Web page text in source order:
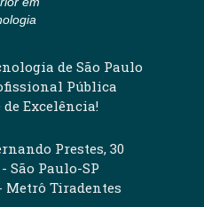
de São Paulo
Pública
Excelência!
Prestes, 30
São Paulo-SP
- Metrô Tiradentes